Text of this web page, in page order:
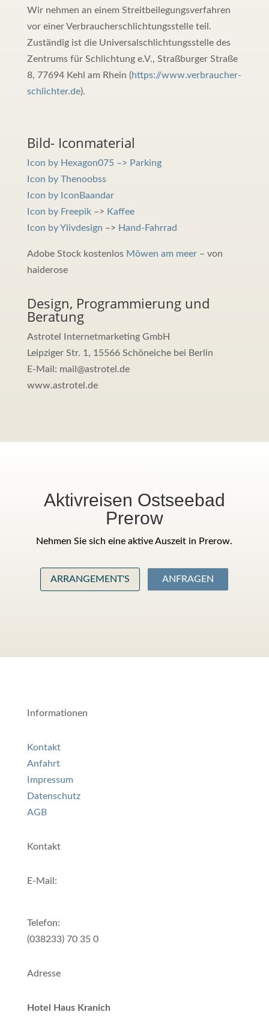
Wir nehmen an einem Streitbeilegungsverfahren
vor einer Verbraucherschlichtungsstelle teil.
Zuständig ist die Universalschlichtungsstelle des
Zentrums für Schlichtung e.V., Straßburger Straße
8, 77694 Kehl am Rhein (https://www.verbraucher-
schlichter.de).
Bild- Iconmaterial
Icon by Hexagon075 –> Parking
Icon by Thenoobss
Icon by IconBaandar
Icon by Freepik–> Kaffee
Icon by Ylivdesign –> Hand-Fahrrad
Adobe Stock kostenlos Möwen am meer– von
haiderose
Design, Programmierung und
Beratung
Astrotel Internetmarketing GmbH
Leipziger Str. 1, 15566 Schöneiche bei Berlin
E-Mail: mail@astrotel.de
www.astrotel.de
Aktivreisen Ostseebad
Prerow
Nehmen Sie sich eine aktive Auszeit in Prerow.
ARRANGEMENT'S ANFRAGEN
Informationen
Kontakt
Anfahrt
Impressum
Datenschutz
AGB
Kontakt
E-Mail:
Telefon:
(038233) 70 35 0
Adresse
Hotel Haus Kranich